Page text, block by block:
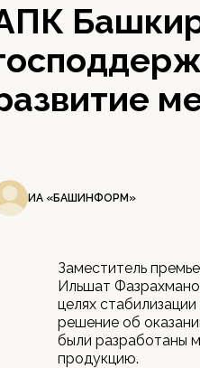
ИА «БАШИНФОРМ»
Заместитель
Ильшат
целях
решение об
были разработаны
продукцию.